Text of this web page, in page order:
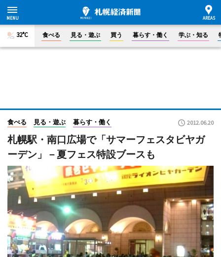
32°C 食べる 見る・遊ぶ 買う 暮らす・働く 学ぶ・知る
食べる 見る・遊ぶ 暮らす・働く 2012.06.20
札幌駅・南口広場で「サマーフェスタビヤガ
ーデン」－夏フェス特設ブースも